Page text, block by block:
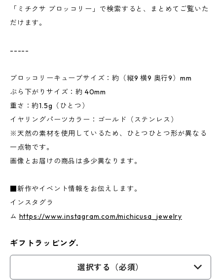
「ミチクサ ブロッコリー」で検索すると、まとめてご覧いた
だけます。
-----
ブロッコリーキューブサイズ：約（縦9 横9 奥行9）mm
ぶら下がりサイズ：約 40mm
重さ：約1.5g（ひとつ）
イヤリングパーツカラー：ゴールド（ステンレス）
※天然の素材を使用しているため、ひとつひとつ形が異なる
一点物です。
画像とお届けの商品は多少異なります。
■新作やイベント情報をお伝えします。
インスタグラ
ム https://www.instagram.com/michicusa_jewelry
ギフトラッピング.
選択する（必須）